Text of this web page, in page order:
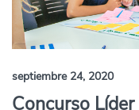
septiembre 24, 2020
Concurso